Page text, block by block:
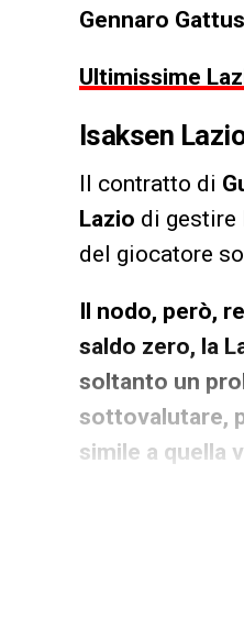
Gennaro
Ultimissime
Isaksen
Il contratto di
Lazio di gestire
del giocatore
Il nodo, però,
saldo zero, la
soltanto un
sottovalutare,
simile a quella
Isaksen,